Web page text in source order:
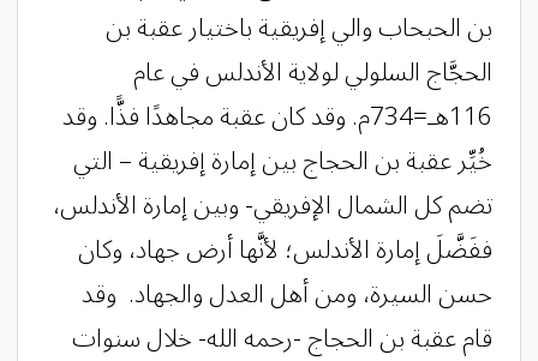
بن الحبحاب والي إفريقية باختيار عقبة بن
الحجَّاج السلولي لولاية الأندلس في عام
116هـ=734م. وقد كان عقبة مجاهدًا فذًّا. وقد
خُيِّر عقبة بن الحجاج بين إمارة إفريقية – التي
تضم كل الشمال الإفريقي- وبين إمارة الأندلس،
ففَضَّلَ إمارة الأندلس؛ لأنَّها أرض جهاد، وكان
حسن السيرة، ومن أهل العدل والجهاد. وقد
قام عقبة بن الحجاج -رحمه الله- خلال سنوات